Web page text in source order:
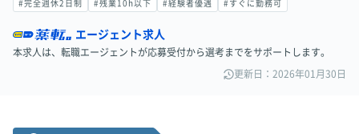
#完全週休2日制 #残業10h以下 #経験者優遇 #すぐに勤務可
エージェント求人
本求人は、転職エージェントが応募受付から選考までをサポートします。
更新日：2026年01月30日